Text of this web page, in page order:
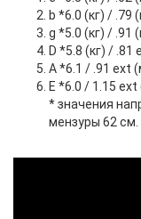
b *6.0 (кг) / .79
g *5.0 (кг) / .91
D *5.8 (кг) /
A *6.1 / .91 ext
E *6.0 / 1.15
* значения
мензуры 62 см.